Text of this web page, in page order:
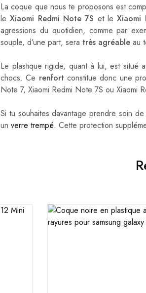
La coque que nous te proposons est
leXiaomi Redmi Note 7S et leXiaomi
agressions du quotidien, comme par
souple, d’une part, sera très agréable au
Le plastique rigide, quant à lui, est situé
chocs. Ce renfort constitue donc une
Note 7, Xiaomi Redmi Note 7S ou Xiaomi
Si tu souhaites davantage prendre soin
un verre trempé. Cette protection